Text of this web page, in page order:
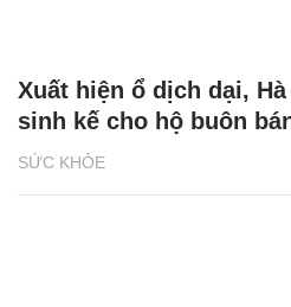
SỨC KHỎE
Xuất hiện ổ dịch dại,
sinh kế cho hộ buôn